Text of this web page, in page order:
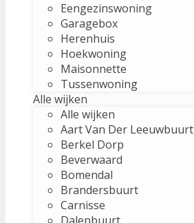
Eengezinswoning
Garagebox
Herenhuis
Hoekwoning
Maisonnette
Tussenwoning
Alle wijken
Alle wijken
Aart Van Der Leeuwbuurt
Berkel Dorp
Beverwaard
Bomendal
Brandersbuurt
Carnisse